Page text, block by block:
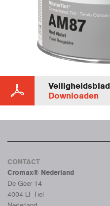
Veiligheidsblad
Downloaden
CONTACT
Cromax® Nederland
De Geer 14
4004 LT Tiel